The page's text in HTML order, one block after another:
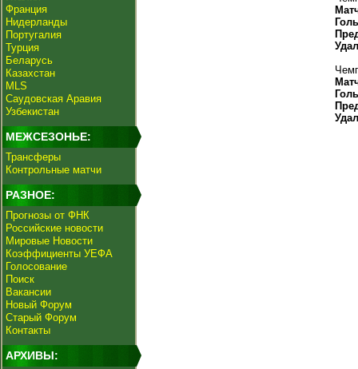
Франция
Нидерланды
Португалия
Турция
Беларусь
Казахстан
MLS
Саудовская Аравия
Узбекистан
МЕЖСЕЗОНЬЕ:
Трансферы
Контрольные матчи
РАЗНОЕ:
Прогнозы от ФНК
Российские новости
Мировые Новости
Коэффициенты УЕФА
Голосование
Поиск
Вакансии
Новый Форум
Старый Форум
Контакты
АРХИВЫ: